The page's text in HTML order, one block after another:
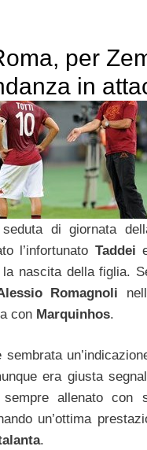
per
in
di giornata
l’infortunato Taddei
la nascita della figlia.
Romagnoli
con Marquinhos.
era giusta
allenato con
un’ottima
.